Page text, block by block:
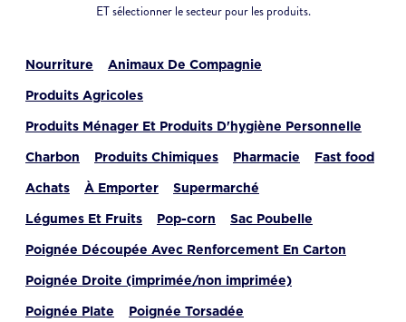
ET sélectionner le secteur pour les produits.
Nourriture Animaux De Compagnie
Produits Agricoles
Produits Ménager Et Produits D'hygiène Personnelle
Charbon Produits Chimiques Pharmacie Fast food
Achats À Emporter Supermarché
Légumes Et Fruits Pop-corn Sac Poubelle
Poignée Découpée Avec Renforcement En Carton
Poignée Droite (imprimée/non imprimée)
Poignée Plate Poignée Torsadée